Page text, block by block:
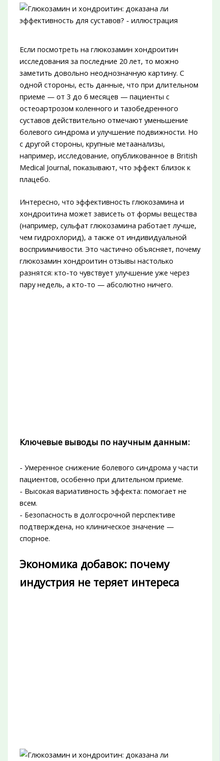
Если посмотреть на глюкозамин хондроитин
исследования за последние 20 лет, то можно
заметить довольно неоднозначную картину. С
одной стороны, есть данные, что при длительном
приеме — от 3 до 6 месяцев — пациенты с
остеоартрозом коленного и тазобедренного
суставов действительно отмечают уменьшение
болевого синдрома и улучшение подвижности. Но
с другой стороны, крупные метаанализы,
например, исследование, опубликованное в British
Medical Journal, показывают, что эффект близок к
плацебо.
Интересно, что эффективность глюкозамина и
хондроитина может зависеть от формы вещества
(например, сульфат глюкозамина работает лучше,
чем гидрохлорид), а также от индивидуальной
восприимчивости. Это частично объясняет, почему
глюкозамин хондроитин отзывы настолько
разнятся: кто-то чувствует улучшение уже через
пару недель, а кто-то — абсолютно ничего.
Ключевые выводы по научным данным:
- Умеренное снижение болевого синдрома у части
пациентов, особенно при длительном приеме.
- Высокая вариативность эффекта: помогает не
всем.
- Безопасность в долгосрочной перспективе
подтверждена, но клиническое значение —
спорное.
Экономика добавок: почему
индустрия не теряет интереса